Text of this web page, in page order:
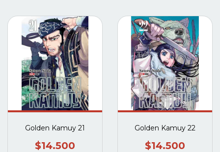
Golden Kamuy 21
$14.500
Golden Kamuy 22
$14.500